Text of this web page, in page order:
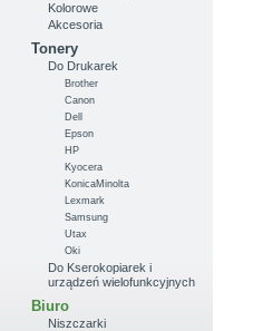
Kolorowe
Akcesoria
Tonery
Do Drukarek
Brother
Canon
Dell
Epson
HP
Kyocera
KonicaMinolta
Lexmark
Samsung
Utax
Oki
Do Kserokopiarek i
urządzeń wielofunkcyjnych
Biuro
Niszczarki